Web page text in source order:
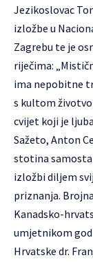
Jezikoslovac
izložbe u
Zagrebu te je
riječima:
ima nepobitne
s kultom
cvijet koji je
Sažeto, Anton
stotina
izložbi diljem
priznanja.
Kanadsko-
umjetnikom
Hrvatske dr.